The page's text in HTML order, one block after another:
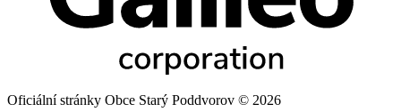
Oficiální stránky Obce Starý Poddvorov © 2026